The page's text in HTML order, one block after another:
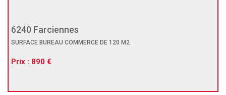
6240 Farciennes
SURFACE BUREAU COMMERCE DE 120 M2
Prix : 890 €